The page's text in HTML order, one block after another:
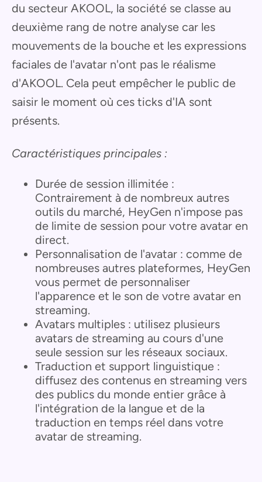
du secteur AKOOL, la société se classe au
deuxième rang de notre analyse car les
mouvements de la bouche et les expressions
faciales de l'avatar n'ont pas le réalisme
d'AKOOL. Cela peut empêcher le public de
saisir le moment où ces ticks d'IA sont
présents.
Caractéristiques principales :
Durée de session illimitée :
Contrairement à de nombreux autres
outils du marché, HeyGen n'impose pas
de limite de session pour votre avatar en
direct.
Personnalisation de l'avatar : comme de
nombreuses autres plateformes, HeyGen
vous permet de personnaliser
l'apparence et le son de votre avatar en
streaming.
Avatars multiples : utilisez plusieurs
avatars de streaming au cours d'une
seule session sur les réseaux sociaux.
Traduction et support linguistique :
diffusez des contenus en streaming vers
des publics du monde entier grâce à
l'intégration de la langue et de la
traduction en temps réel dans votre
avatar de streaming.